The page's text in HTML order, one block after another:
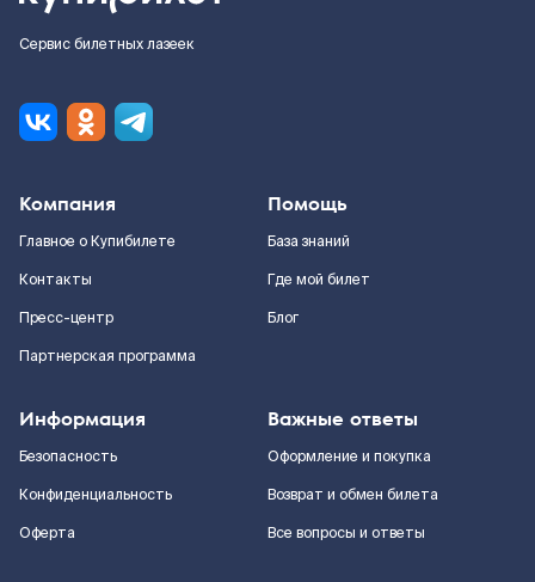
Сервис билетных лазеек
Компания
Главное о Купибилете
Контакты
Пресс-центр
Партнерская программа
Помощь
База знаний
Где мой билет
Блог
Информация
Безопасность
Конфиденциальность
Оферта
Важные ответы
Оформление и покупка
Возврат и обмен билета
Все вопросы и ответы